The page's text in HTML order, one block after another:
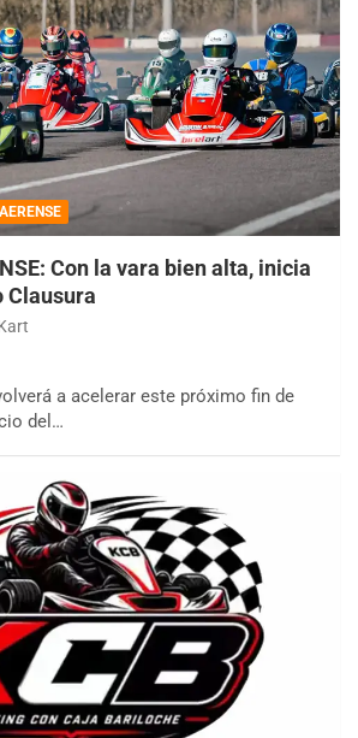
Con la vara bien alta, inicia
Clausura
a acelerar este próximo fin de
del…